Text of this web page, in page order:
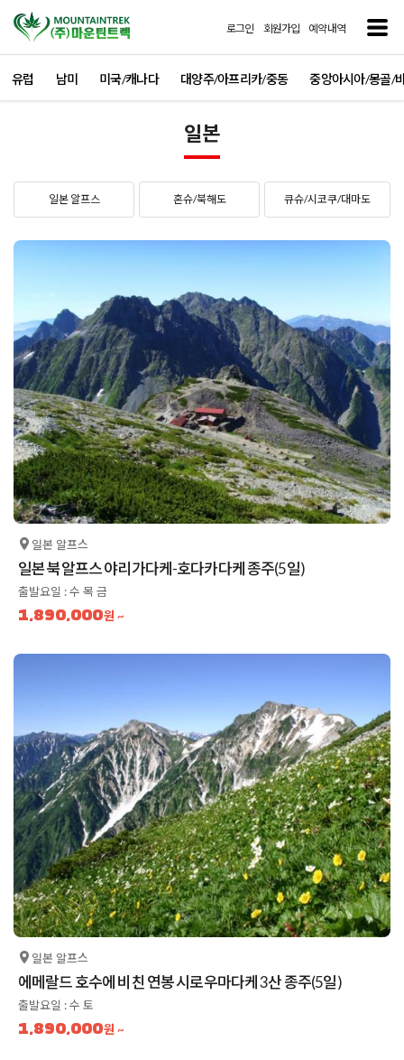
로그인 회원가입 예약내역
유럽 남미 미국/캐나다 대양주/아프리카/중동 중앙아시아/몽골/
일본
일본 알프스 혼슈/북해도 큐슈/시코쿠/대마도
일본 알프스
일본 북알프스 야리가다케-호다카다케 종주(5일)
출발요일 : 수 목 금
1,890,000원 ~
일본 알프스
에메랄드 호수에 비친 연봉 시로우마다케 3산 종주(5일)
출발요일 : 수 토
1,890,000원 ~